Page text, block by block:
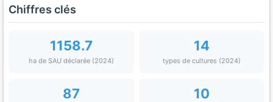
Chiffres clés
1158.7
ha de SAU déclarée (2024)
14
types de cultures (2024)
87 10